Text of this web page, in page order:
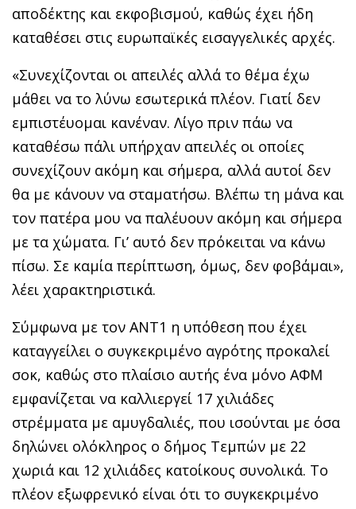
αποδέκτης και εκφοβισμού, καθώς έχει ήδη
καταθέσει στις ευρωπαϊκές εισαγγελικές αρχές.
«Συνεχίζονται οι απειλές αλλά το θέμα έχω
μάθει να το λύνω εσωτερικά πλέον. Γιατί δεν
εμπιστέυομαι κανέναν. Λίγο πριν πάω να
καταθέσω πάλι υπήρχαν απειλές οι οποίες
συνεχίζουν ακόμη και σήμερα, αλλά αυτοί δεν
θα με κάνουν να σταματήσω. Βλέπω τη μάνα και
τον πατέρα μου να παλέυουν ακόμη και σήμερα
με τα χώματα. Γι’ αυτό δεν πρόκειται να κάνω
πίσω. Σε καμία περίπτωση, όμως, δεν φοβάμαι»,
λέει χαρακτηριστικά.
Σύμφωνα με τον ΑΝΤ1 η υπόθεση που έχει
καταγγείλει ο συγκεκριμένο αγρότης προκαλεί
σοκ, καθώς στο πλαίσιο αυτής ένα μόνο ΑΦΜ
εμφανίζεται να καλλιεργεί 17 χιλιάδες
στρέμματα με αμυγδαλιές, που ισούνται με όσα
δηλώνει ολόκληρος ο δήμος Τεμπών με 22
χωριά και 12 χιλιάδες κατοίκους συνολικά. Το
πλέον εξωφρενικό είναι ότι το συγκεκριμένο